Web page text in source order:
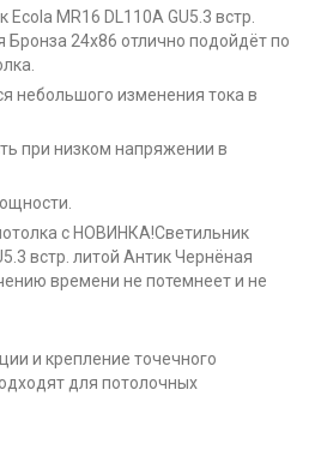
MR16 DL110А GU5.3 встр.
Бронза 24х86 отлично подойдёт по
небольшого изменения тока в
при низком напряжении в
с НОВИНКА!Светильник
встр. литой Антик Чернёная
времени не потемнеет и не
и крепление точечного
для потолочных